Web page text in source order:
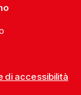
di accessibilità